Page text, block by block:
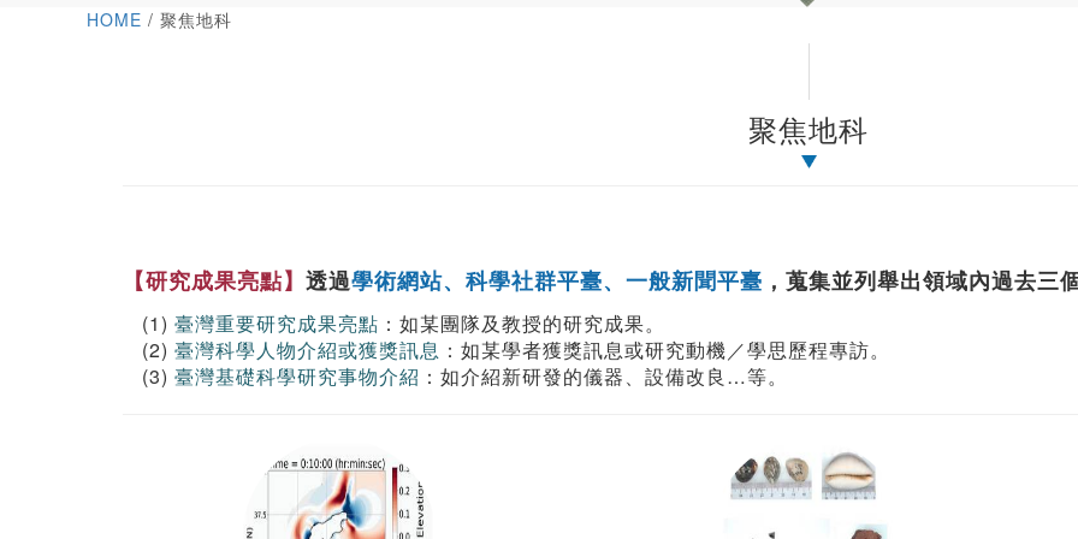
HOME / 聚焦地科
聚焦地科
【研究成果亮點】 透過學術網站、科學社群平臺、一般新聞平臺 ，蒐集並列舉出領域內過去三
(1) 臺灣重要研究成果亮點 ：如某團隊及教授的研究成果。
(2) 臺灣科學人物介紹或獲獎訊息 ：如某學者獲獎訊息或研究動機／學思歷程專訪。
(3) 臺灣基礎科學研究事物介紹 ：如介紹新研發的儀器、設備改良…等。